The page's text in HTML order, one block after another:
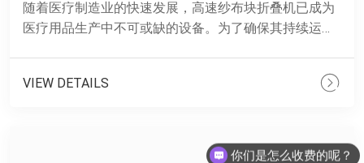
随着医疗制造业的快速发展，高速纱布块折叠机已成为
医疗用品生产中不可或缺的设备。为了确保其持续运
VIEW DETAILS
你们是怎么收费的呢？